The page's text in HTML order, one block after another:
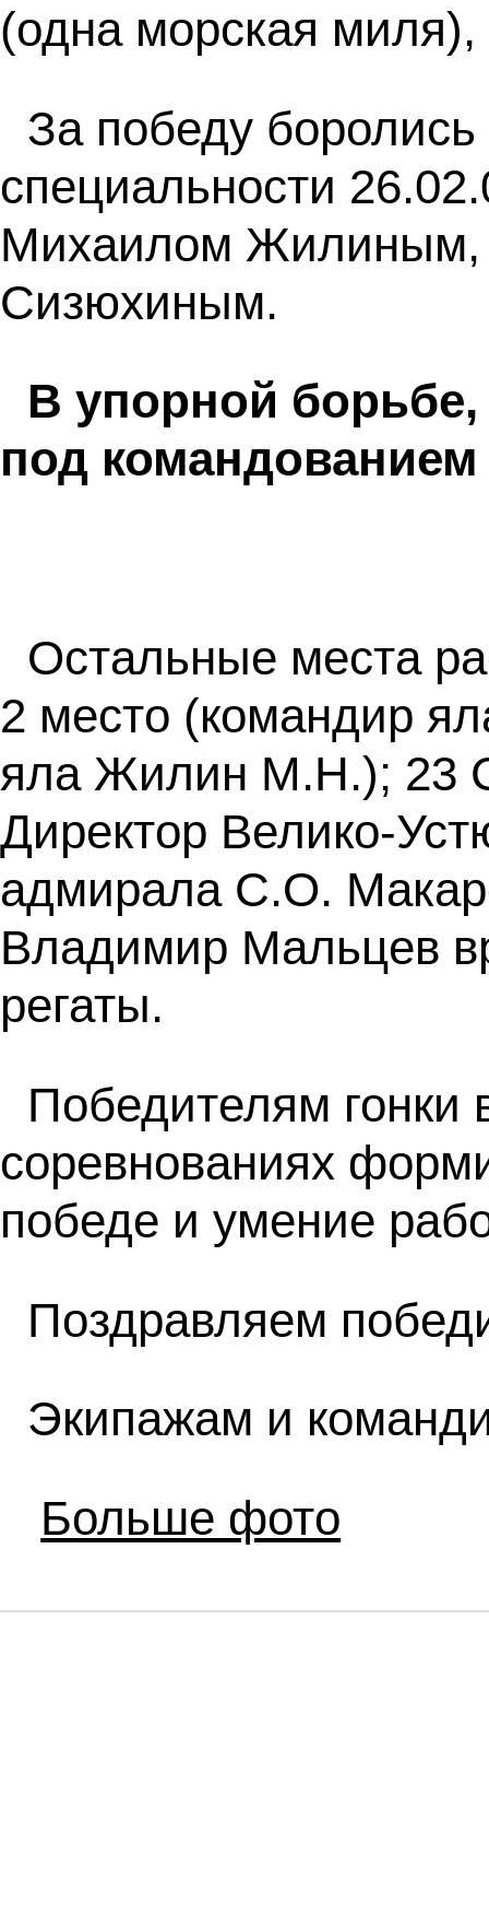
(одна морская
За победу боролись
специальности
Михаилом Жилиным,
Сизюхиным.
В упорной
под
Остальные места
2 место (командир
яла Жилин М.Н.); 23
Директор Велико-
адмирала С.О.
Владимир Мальцев
регаты.
Победителям гонки
соревнованиях
победе и умение
Поздравляем
Экипажам и
Больше фото